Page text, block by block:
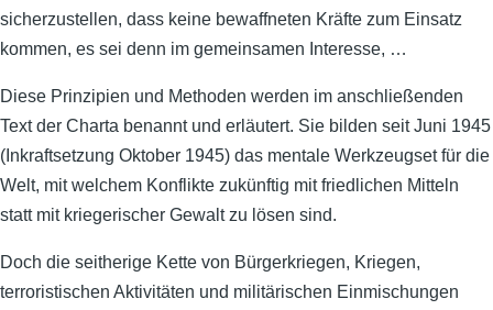
sicherzustellen, dass keine bewaffneten Kräfte zum Einsatz
kommen, es sei denn im gemeinsamen Interesse, …
Diese Prinzipien und Methoden werden im anschließenden
Text der Charta benannt und erläutert. Sie bilden seit Juni 1945
(Inkraftsetzung Oktober 1945) das mentale Werkzeugset für die
Welt, mit welchem Konflikte zukünftig mit friedlichen Mitteln
statt mit kriegerischer Gewalt zu lösen sind.
Doch die seitherige Kette von Bürgerkriegen, Kriegen,
terroristischen Aktivitäten und militärischen Einmischungen